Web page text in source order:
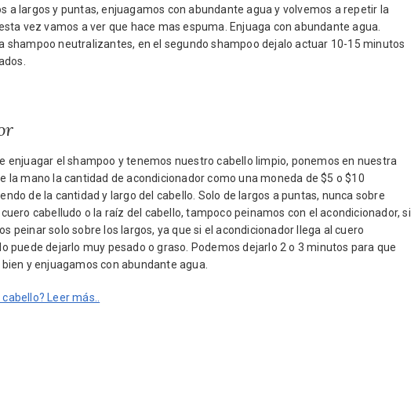
a largos y puntas, enjuagamos con abundante agua y volvemos a repetir la
vez vamos a ver que hace mas espuma. Enjuaga con abundante agua.
shampoo neutralizantes, en el segundo shampoo dejalo actuar 10-15 minutos
enjuagar el shampoo y tenemos nuestro cabello limpio, ponemos en nuestra
la mano la cantidad de acondicionador como una moneda de $5 o $10
de la cantidad y largo del cabello. Solo de largos a puntas, nunca sobre
cabelludo o la raíz del cabello, tampoco peinamos con el acondicionador, si
peinar solo sobre los largos, ya que si el acondicionador llega al cuero
puede dejarlo muy pesado o graso. Podemos dejarlo 2 o 3 minutos para que
y enjuagamos con abundante agua.
Leer más..